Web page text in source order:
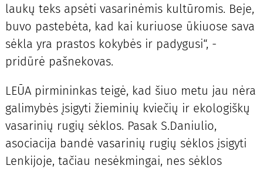
laukų teks apsėti vasarinėmis kultūromis. Beje,
buvo pastebėta, kad kai kuriuose ūkiuose sava
sėkla yra prastos kokybės ir padygusi“, -
pridūrė pašnekovas.
LEŪA pirmininkas teigė, kad šiuo metu jau nėra
galimybės įsigyti žieminių kviečių ir ekologiškų
vasarinių rugių sėklos. Pasak S.Daniulio,
asociacija bandė vasarinių rugių sėklos įsigyti
Lenkijoje, tačiau nesėkmingai, nes sėklos